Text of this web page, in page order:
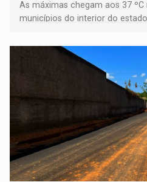
As máximas chegam aos 37
municípios do interior do